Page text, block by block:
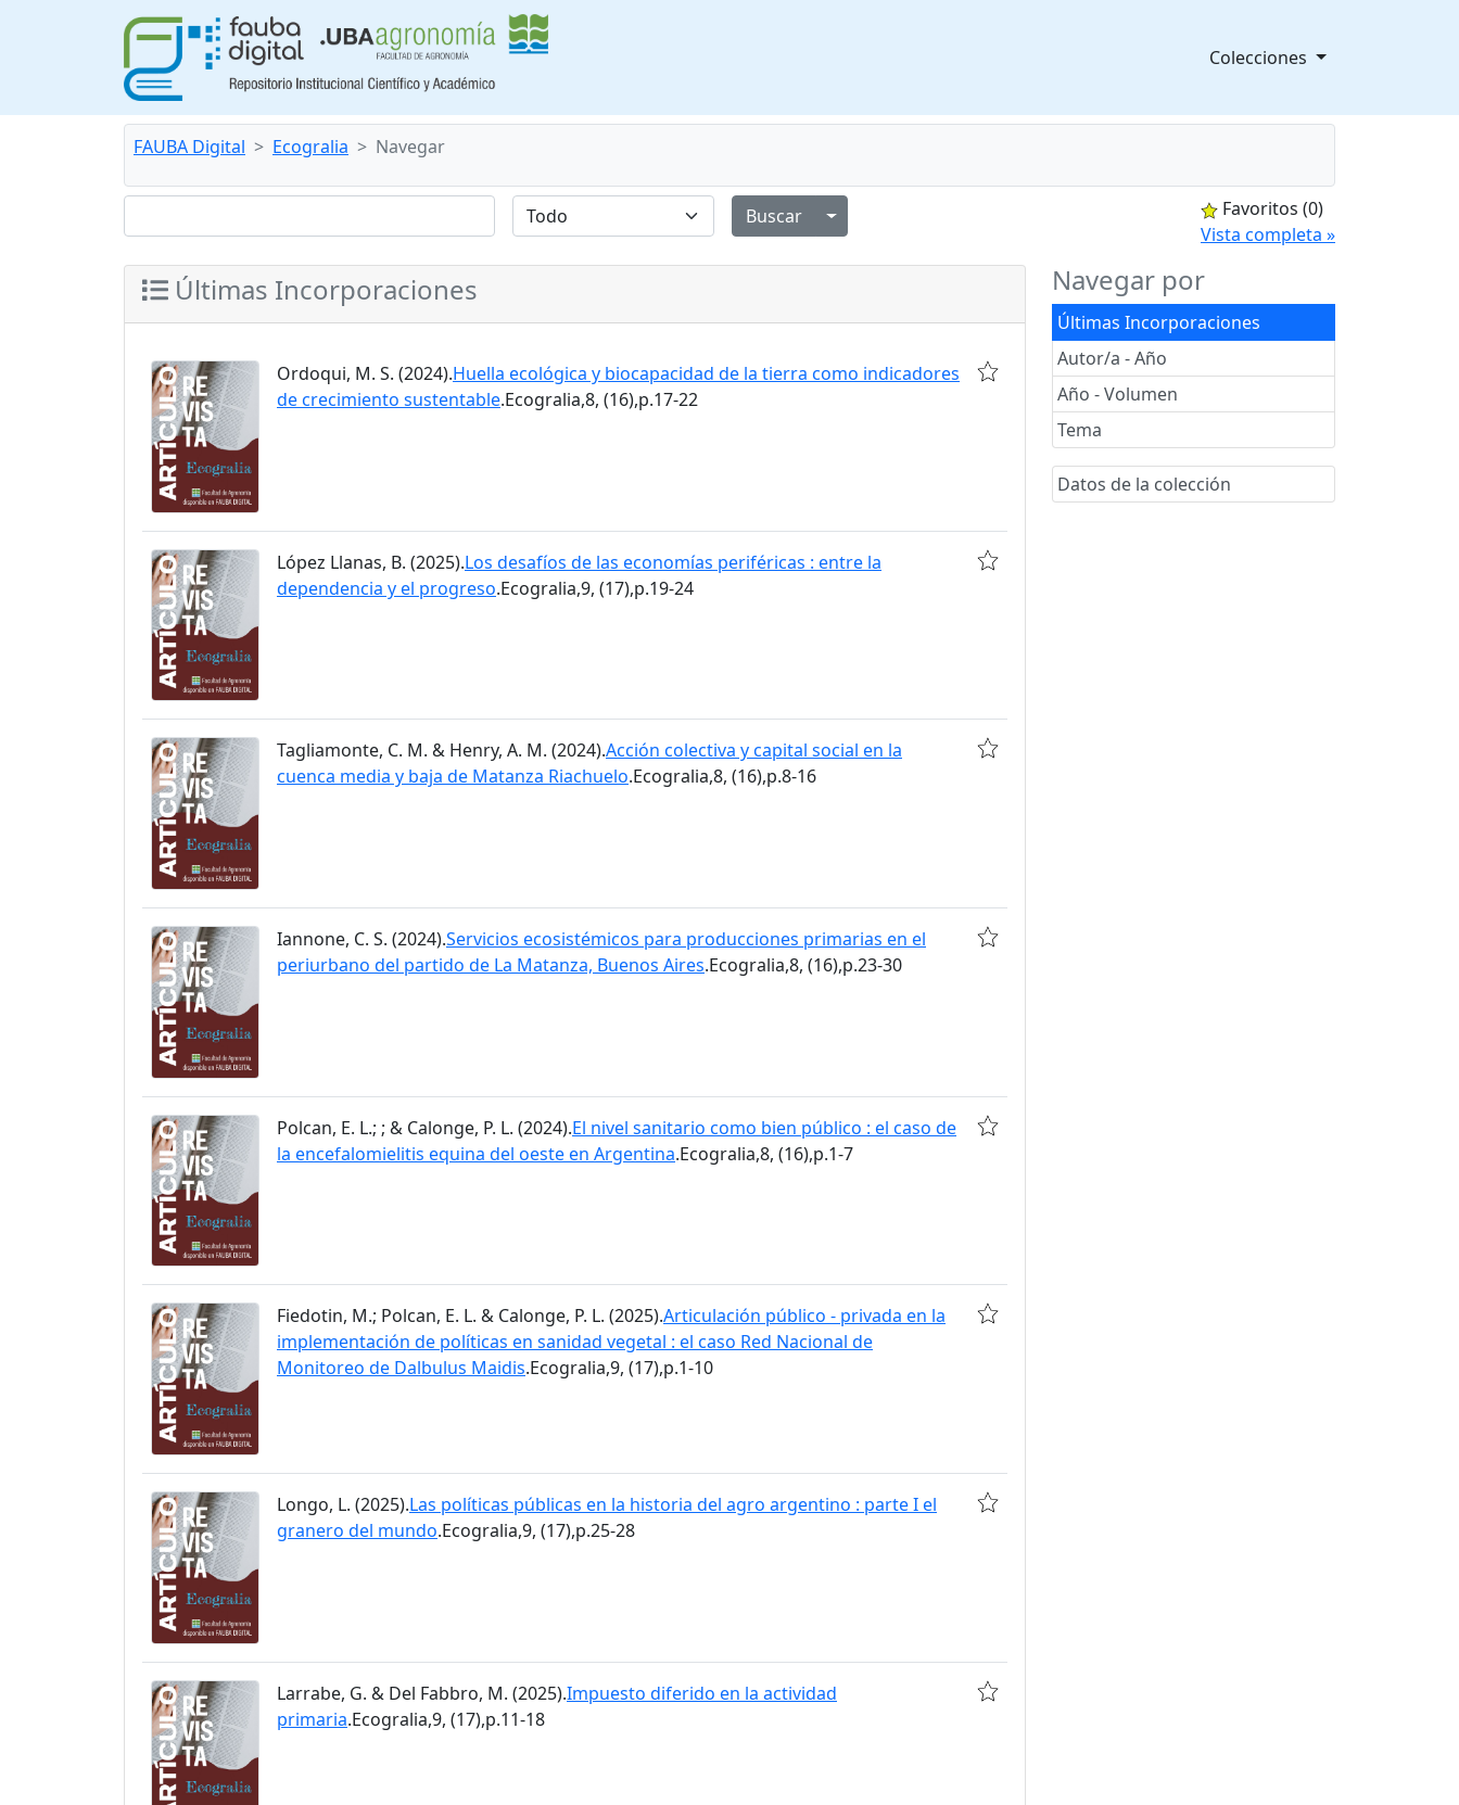
Colecciones
FAUBA Digital Ecogralia Navegar
Alternar menú desplegable
Favoritos (0)
Vista completa »
Navegar por
Últimas Incorporaciones
Autor/a - Año
Año - Volumen
Tema
Datos de la colección
Últimas Incorporaciones
Ordoqui, M. S. (2024).Huella ecológica y biocapacidad de la tierra como indicadores
de crecimiento sustentable.Ecogralia,8, (16),p.17-22
López Llanas, B. (2025).Los desafíos de las economías periféricas : entre la
dependencia y el progreso.Ecogralia,9, (17),p.19-24
Tagliamonte, C. M. & Henry, A. M. (2024).Acción colectiva y capital social en la
cuenca media y baja de Matanza Riachuelo.Ecogralia,8, (16),p.8-16
Iannone, C. S. (2024).Servicios ecosistémicos para producciones primarias en el
periurbano del partido de La Matanza, Buenos Aires.Ecogralia,8, (16),p.23-30
Polcan, E. L.; ; & Calonge, P. L. (2024).El nivel sanitario como bien público : el caso de
la encefalomielitis equina del oeste en Argentina.Ecogralia,8, (16),p.1-7
Fiedotin, M.; Polcan, E. L. & Calonge, P. L. (2025).Articulación público - privada en la
implementación de políticas en sanidad vegetal : el caso Red Nacional de
Monitoreo de Dalbulus Maidis.Ecogralia,9, (17),p.1-10
Longo, L. (2025).Las políticas públicas en la historia del agro argentino : parte I el
granero del mundo.Ecogralia,9, (17),p.25-28
Larrabe, G. & Del Fabbro, M. (2025).Impuesto diferido en la actividad
primaria.Ecogralia,9, (17),p.11-18